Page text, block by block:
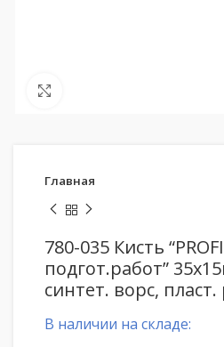
Главная
780-035 Кисть
подгот.работ”
синтет. ворс, пласт.
В наличии на складе: